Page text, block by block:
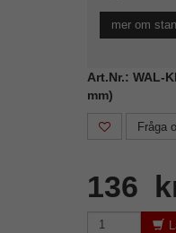
mer om
Art.Nr.: WAL-
mm)
Fråga
136